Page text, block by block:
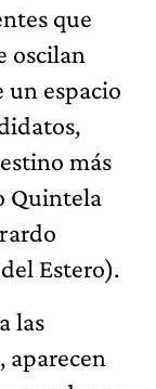
que
oscilan
un espacio
más
Quintela
Estero).
las